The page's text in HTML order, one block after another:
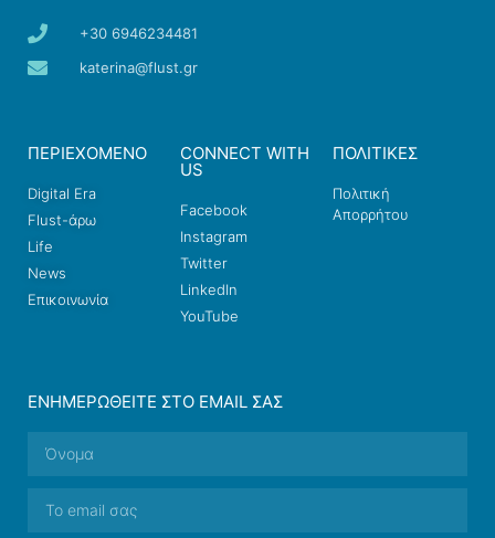
+30 6946234481
katerina@flust.gr
ΠΕΡΙΕΧΟΜΕΝΟ
Digital Era
Flust-άρω
Life
News
Επικοινωνία
CONNECT WITH
US
Facebook
Instagram
Twitter
LinkedIn
YouTube
ΠΟΛΙΤΙΚΕΣ
Πολιτική
Απορρήτου
ΕΝΗΜΕΡΩΘΕΊΤΕ ΣΤΟ EMAIL ΣΑΣ